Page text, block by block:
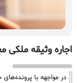
اجاره وثیقه ملکی
در مواجهه با